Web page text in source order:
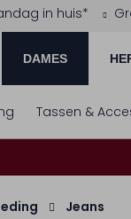
in huis*
DAMES
Tassen &
Jeans